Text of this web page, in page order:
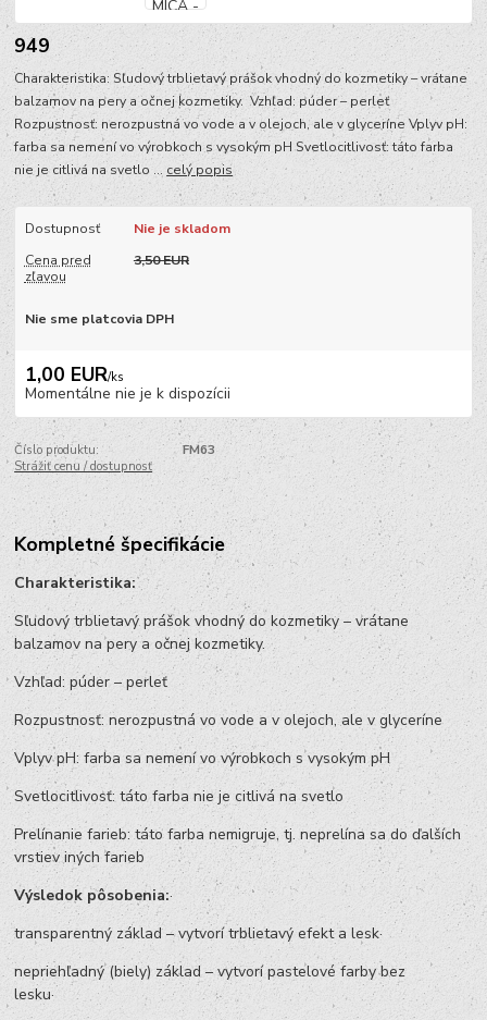
949
Charakteristika: Sľudový trblietavý prášok vhodný do kozmetiky – vrátane
balzamov na pery a očnej kozmetiky. Vzhľad: púder – perleť
Rozpustnosť: nerozpustná vo vode a v olejoch, ale v glyceríne Vplyv pH:
farba sa nemení vo výrobkoch s vysokým pH Svetlocitlivosť: táto farba
nie je citlivá na svetlo ... celý popis
Dostupnosť
Nie je skladom
Cena pred
zľavou
3,50 EUR
Nie sme platcovia DPH
1,00 EUR/ks
Momentálne nie je k dispozícii
Číslo produktu:
FM63
Strážiť cenu / dostupnosť
Kompletné špecifikácie
Charakteristika:
Sľudový trblietavý prášok vhodný do kozmetiky – vrátane
balzamov na pery a očnej kozmetiky.
Vzhľad: púder – perleť
Rozpustnosť: nerozpustná vo vode a v olejoch, ale v glyceríne
Vplyv pH: farba sa nemení vo výrobkoch s vysokým pH
Svetlocitlivosť: táto farba nie je citlivá na svetlo
Prelínanie farieb: táto farba nemigruje, tj. neprelína sa do ďalších
vrstiev iných farieb
Výsledok pôsobenia:·
transparentný základ – vytvorí trblietavý efekt a lesk·
nepriehľadný (biely) základ – vytvorí pastelové farby bez
lesku·